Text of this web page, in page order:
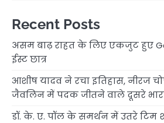
Recent Posts
असम बाढ़ राहत के लिए एकजुट हुए
ईस्ट छात्र
आशीष यादव ने रचा इतिहास, नीरज
जैवलिन में पदक जीतने वाले दूसरे
डॉ. के. ए. पॉल के समर्थन में उतरे टिम